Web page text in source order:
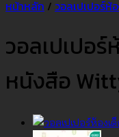
หน้าหลัก / วอลเปเปอร์ห้
วอลเปเปอ
หนังสือ